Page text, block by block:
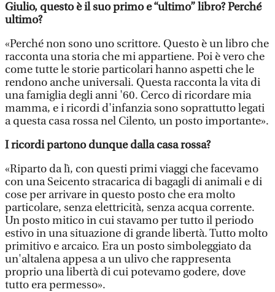
Giulio, questo è il suo primo e “ultimo” libro? Perché
ultimo?
«Perché non sono uno scrittore. Questo è un libro che
racconta una storia che mi appartiene. Poi è vero che
come tutte le storie particolari hanno aspetti che le
rendono anche universali. Questa racconta la vita di
una famiglia degli anni '60. Cerco di ricordare mia
mamma, e i ricordi d'infanzia sono soprattutto legati
a questa casa rossa nel Cilento, un posto importante».
I ricordi partono dunque dalla casa rossa?
«Riparto da lì, con questi primi viaggi che facevamo
con una Seicento stracarica di bagagli di animali e di
cose per arrivare in questo posto che era molto
particolare, senza elettricità, senza acqua corrente.
Un posto mitico in cui stavamo per tutto il periodo
estivo in una situazione di grande libertà. Tutto molto
primitivo e arcaico. Era un posto simboleggiato da
un'altalena appesa a un ulivo che rappresenta
proprio una libertà di cui potevamo godere, dove
tutto era permesso».